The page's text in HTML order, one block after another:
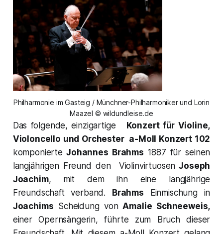
Philharmonie im Gasteig / Münchner-Philharmoniker und Lorin
Maazel © wildundleise.de
Das folgende, einzigartige
Konzert für Violine,
Violoncello und Orchester a-Moll Konzert 102
komponierte Johannes Brahms 1887 für seinen
langjährigen Freund den Violinvirtuosen Joseph
Joachim, mit dem ihn eine langjährige
Freundschaft verband. Brahms Einmischung in
Joachims Scheidung vonAmalie Schneeweis,
einer Opernsängerin, führte zum Bruch dieser